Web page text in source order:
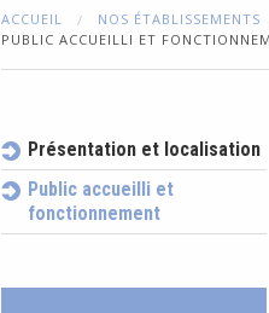
ACCUEIL NOS ÉTABLISSEMENTS
PUBLIC ACCUEILLI ET
Présentation et localisation
Public accueilli et
fonctionnement